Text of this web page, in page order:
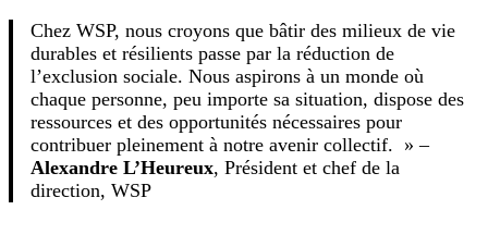
Chez WSP, nous croyons que bâtir des milieux de vie
durables et résilients passe par la réduction de
l’exclusion sociale. Nous aspirons à un monde où
chaque personne, peu importe sa situation, dispose des
ressources et des opportunités nécessaires pour
contribuer pleinement à notre avenir collectif. » –
Alexandre L’Heureux, Président et chef de la
direction, WSP